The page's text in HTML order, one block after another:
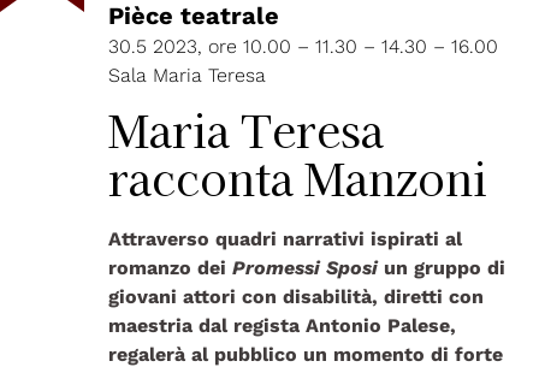
Pièce teatrale
30.5 2023, ore 10.00 – 11.30 – 14.30 – 16.00
Sala Maria Teresa
Maria Teresa
racconta Manzoni
Attraverso quadri narrativi ispirati al
romanzo dei Promessi Sposiun gruppo di
giovani attori con disabilità, diretti con
maestria dal regista Antonio Palese,
regalerà al pubblico un momento di forte